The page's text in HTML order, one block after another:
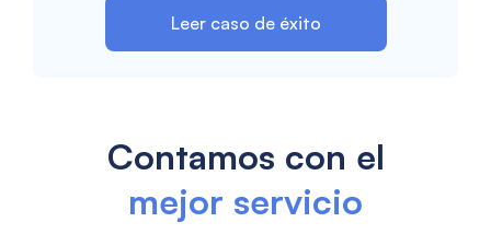
Leer caso de éxito
Contamos con el
mejor servicio